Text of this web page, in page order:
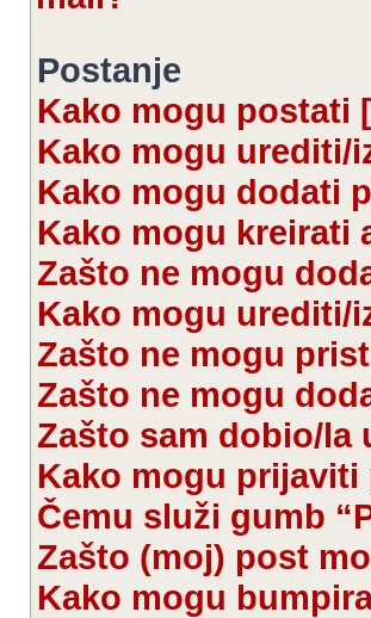
Postanje
Kako mogu postati
Kako mogu urediti/
Kako mogu dodati
Kako mogu kreirati
Zašto ne mogu
Kako mogu urediti/
Zašto ne mogu
Zašto ne mogu
Zašto sam dobio/la
Kako mogu prijaviti
Čemu služi gumb
Zašto (moj) post
Kako mogu